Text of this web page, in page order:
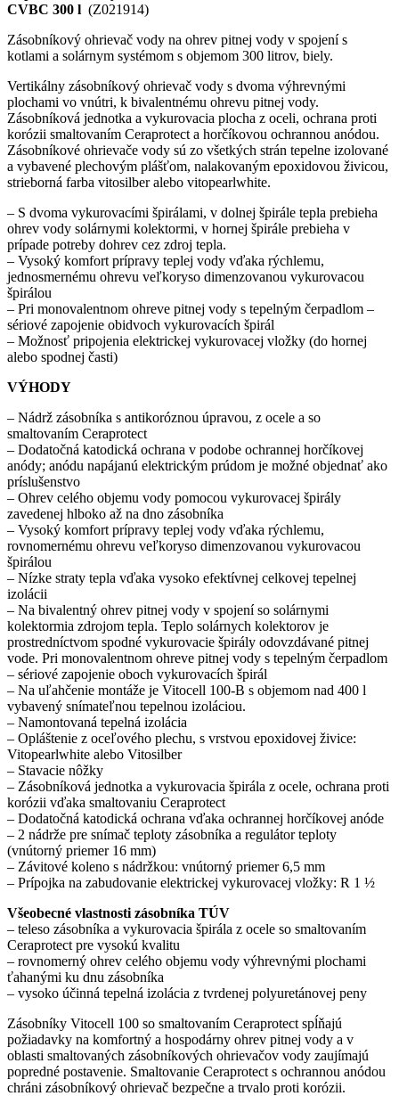
CVBC 300 l (Z021914)
Zásobníkový ohrievač vody na ohrev pitnej vody v spojení s
kotlami a solárnym systémom s objemom 300 litrov, biely.
Vertikálny zásobníkový ohrievač vody s dvoma výhrevnými
plochami vo vnútri, k bivalentnému ohrevu pitnej vody.
Zásobníková jednotka a vykurovacia plocha z oceli, ochrana proti
korózii smaltovaním Ceraprotect a horčíkovou ochrannou anódou.
Zásobníkové ohrievače vody sú zo všetkých strán tepelne izolované
a vybavené plechovým plášťom, nalakovaným epoxidovou živicou,
strieborná farba vitosilber alebo vitopearlwhite.
– S dvoma vykurovacími špirálami, v dolnej špirále tepla prebieha
ohrev vody solárnymi kolektormi, v hornej špirále prebieha v
prípade potreby dohrev cez zdroj tepla.
– Vysoký komfort prípravy teplej vody vďaka rýchlemu,
jednosmernému ohrevu veľkoryso dimenzovanou vykurovacou
špirálou
– Pri monovalentnom ohreve pitnej vody s tepelným čerpadlom –
sériové zapojenie obidvoch vykurovacích špirál
– Možnosť pripojenia elektrickej vykurovacej vložky (do hornej
alebo spodnej časti)
VÝHODY
– Nádrž zásobníka s antikoróznou úpravou, z ocele a so
smaltovaním Ceraprotect
– Dodatočná katodická ochrana v podobe ochrannej horčíkovej
anódy; anódu napájanú elektrickým prúdom je možné objednať ako
príslušenstvo
– Ohrev celého objemu vody pomocou vykurovacej špirály
zavedenej hlboko až na dno zásobníka
– Vysoký komfort prípravy teplej vody vďaka rýchlemu,
rovnomernému ohrevu veľkoryso dimenzovanou vykurovacou
špirálou
– Nízke straty tepla vďaka vysoko efektívnej celkovej tepelnej
izolácii
– Na bivalentný ohrev pitnej vody v spojení so solárnymi
kolektormia zdrojom tepla. Teplo solárnych kolektorov je
prostredníctvom spodné vykurovacie špirály odovzdávané pitnej
vode. Pri monovalentnom ohreve pitnej vody s tepelným čerpadlom
– sériové zapojenie oboch vykurovacích špirál
– Na uľahčenie montáže je Vitocell 100-B s objemom nad 400 l
vybavený snímateľnou tepelnou izoláciou.
– Namontovaná tepelná izolácia
– Opláštenie z oceľového plechu, s vrstvou epoxidovej živice:
Vitopearlwhite alebo Vitosilber
– Stavacie nôžky
– Zásobníková jednotka a vykurovacia špirála z ocele, ochrana proti
korózii vďaka smaltovaniu Ceraprotect
– Dodatočná katodická ochrana vďaka ochrannej horčíkovej anóde
– 2 nádrže pre snímač teploty zásobníka a regulátor teploty
(vnútorný priemer 16 mm)
– Závitové koleno s nádržkou: vnútorný priemer 6,5 mm
– Prípojka na zabudovanie elektrickej vykurovacej vložky: R 1 ½
Všeobecné vlastnosti zásobníka TÚV
– teleso zásobníka a vykurovacia špirála z ocele so smaltovaním
Ceraprotect pre vysokú kvalitu
– rovnomerný ohrev celého objemu vody výhrevnými plochami
ťahanými ku dnu zásobníka
– vysoko účinná tepelná izolácia z tvrdenej polyuretánovej peny
Zásobníky Vitocell 100 so smaltovaním Ceraprotect spĺňajú
požiadavky na komfortný a hospodárny ohrev pitnej vody a v
oblasti smaltovaných zásobníkových ohrievačov vody zaujímajú
popredné postavenie. Smaltovanie Ceraprotect s ochrannou anódou
chráni zásobníkový ohrievač bezpečne a trvalo proti korózii.